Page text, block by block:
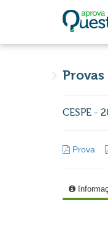
Provas
CESPE -
Prova